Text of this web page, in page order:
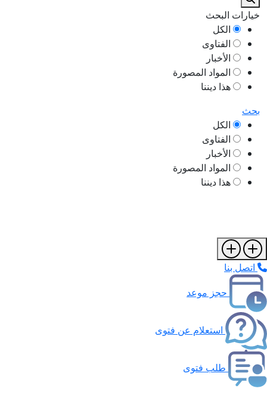
خيارات البحث
الكل
الفتاوى
الأخبار
المواد المصورة
هذا ديننا
بحث
الكل
الفتاوى
الأخبار
المواد المصورة
هذا ديننا
اتصل بنا
حجز موعد
استعلام عن فتوى
طلب فتوى